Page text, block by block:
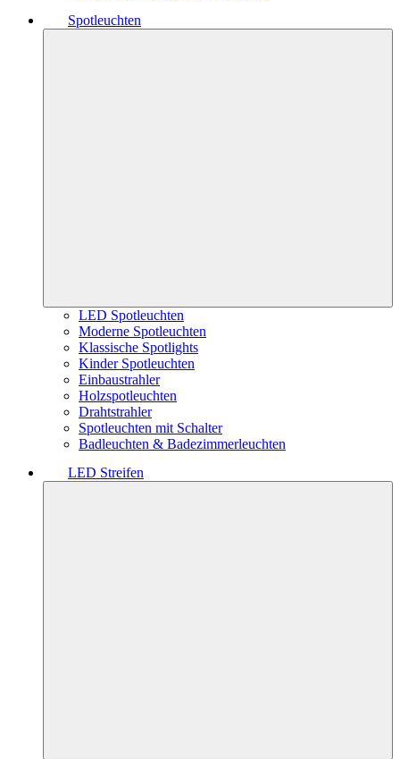
Spotleuchten
LED Spotleuchten
Moderne Spotleuchten
Klassische Spotlights
Kinder Spotleuchten
Einbaustrahler
Holzspotleuchten
Drahtstrahler
Spotleuchten mit Schalter
Badleuchten & Badezimmerleuchten
LED Streifen